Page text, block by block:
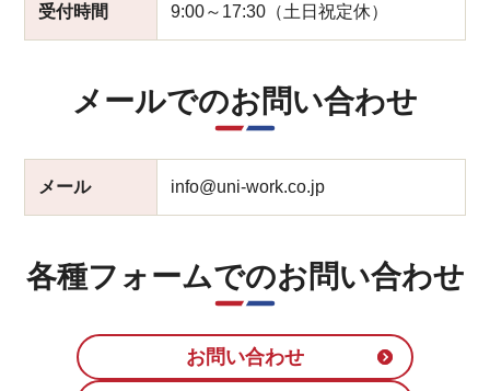
受付時間 9:00～17:30（土日祝定休）
メールでのお問い合わせ
メール info@uni-work.co.jp
各種フォームでのお問い合わせ
お問い合わせ